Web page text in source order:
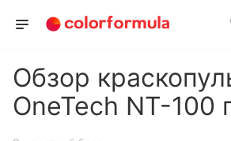
Обзор
OneTech NT-100